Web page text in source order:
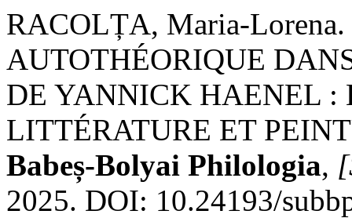
RACOLȚA, Maria-
AUTOTHÉORIQUE
DE YANNICK HAENEL :
LITTÉRATURE ET
Babeș-Bolyai Philologia,
2025. DOI: 10.24193/